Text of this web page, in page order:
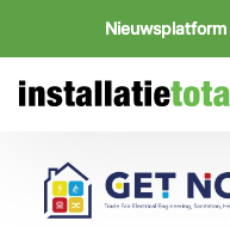
Nieuwsplatform